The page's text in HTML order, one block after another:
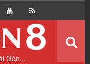
Gòn...